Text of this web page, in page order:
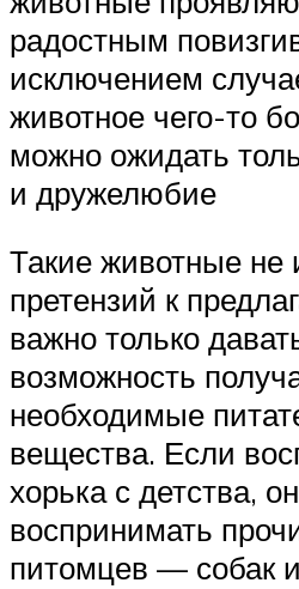
радостным
исключением
животное чего-то
можно ожидать
и дружелюбие
Такие животные
претензий к
важно только
возможность
необходимые
вещества. Если
хорька с детства,
воспринимать
питомцев — собак